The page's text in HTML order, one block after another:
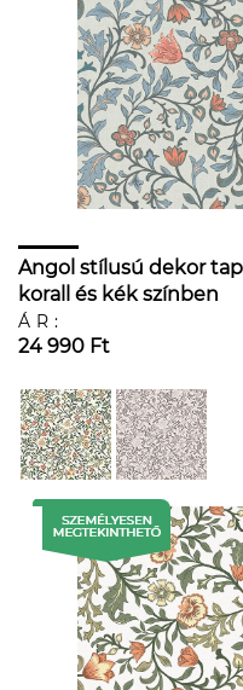
Angol stílusú dekor
korall és kék színben
ÁR:
24 990 Ft